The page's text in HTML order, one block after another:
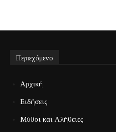
Περιεχόμενο
Αρχική
Ειδήσεις
Μύθοι και Αλήθειες